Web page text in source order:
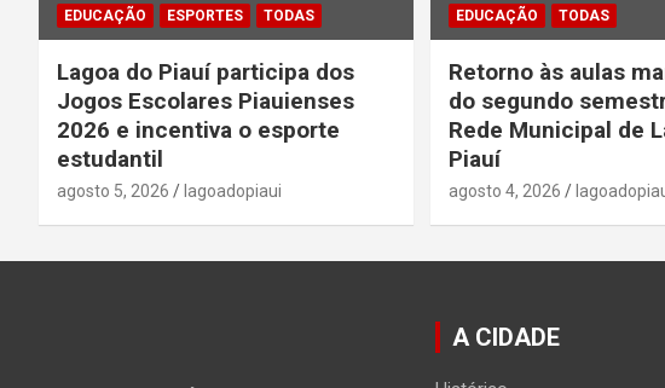
EDUCAÇÃO ESPORTES TODAS
Lagoa do Piauí participa dos
Jogos Escolares Piauienses
2026 e incentiva o esporte
estudantil
agosto 5, 2026 lagoadopiaui
EDUCAÇÃO TODAS
Retorno às aulas
do segundo
Rede Municipal de
Piauí
agosto 4, 2026
A CIDADE